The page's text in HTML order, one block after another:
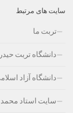
سایت های مرتبط
تربت ما
دانشگاه تربت
دانشگاه آزاد
سایت استاد